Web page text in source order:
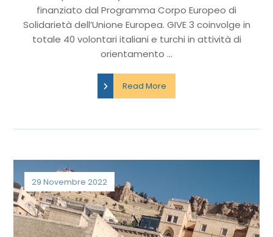
finanziato dal Programma Corpo Europeo di
Solidarietà dell’Unione Europea. GIVE 3 coinvolge in
totale 40 volontari italiani e turchi in attività di
orientamento ...
Read More
29 Novembre 2022